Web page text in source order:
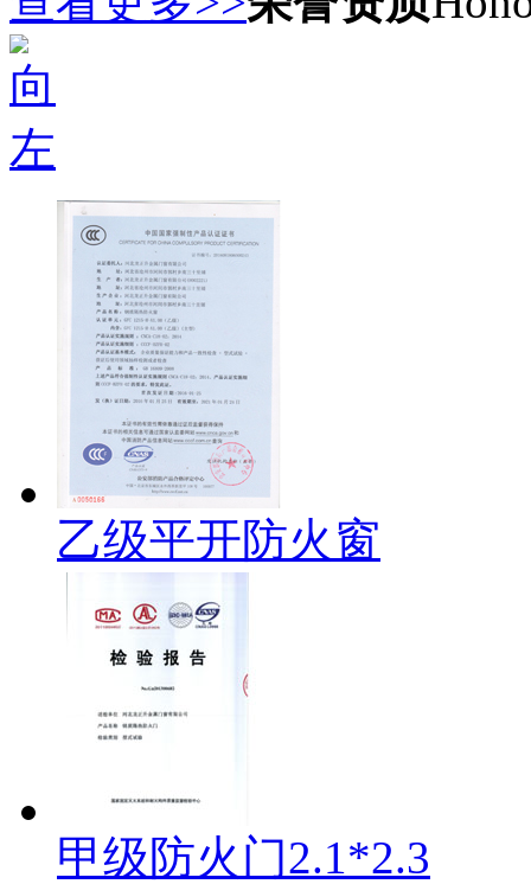
乙级平开防火窗
甲级防火门2.1*2.3